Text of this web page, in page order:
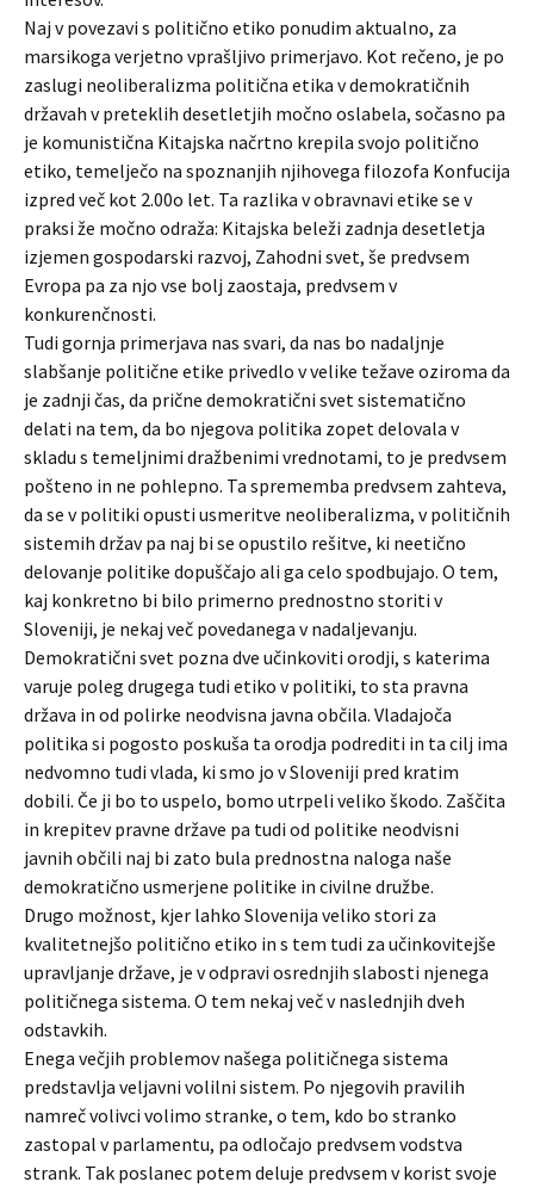
Naj v povezavi s politično etiko ponudim aktualno, za
marsikoga verjetno vprašljivo primerjavo. Kot rečeno, je po
zaslugi neoliberalizma politična etika v demokratičnih
državah v preteklih desetletjih močno oslabela, sočasno pa
je komunistična Kitajska načrtno krepila svojo politično
etiko, temelječo na spoznanjih njihovega filozofa Konfucija
izpred več kot 2.00o let. Ta razlika v obravnavi etike se v
praksi že močno odraža: Kitajska beleži zadnja desetletja
izjemen gospodarski razvoj, Zahodni svet, še predvsem
Evropa pa za njo vse bolj zaostaja, predvsem v
konkurenčnosti.
Tudi gornja primerjava nas svari, da nas bo nadaljnje
slabšanje politične etike privedlo v velike težave oziroma da
je zadnji čas, da prične demokratični svet sistematično
delati na tem, da bo njegova politika zopet delovala v
skladu s temeljnimi dražbenimi vrednotami, to je predvsem
pošteno in ne pohlepno. Ta sprememba predvsem zahteva,
da se v politiki opusti usmeritve neoliberalizma, v političnih
sistemih držav pa naj bi se opustilo rešitve, ki neetično
delovanje politike dopuščajo ali ga celo spodbujajo. O tem,
kaj konkretno bi bilo primerno prednostno storiti v
Sloveniji, je nekaj več povedanega v nadaljevanju.
Demokratični svet pozna dve učinkoviti orodji, s katerima
varuje poleg drugega tudi etiko v politiki, to sta pravna
država in od polirke neodvisna javna občila. Vladajoča
politika si pogosto poskuša ta orodja podrediti in ta cilj ima
nedvomno tudi vlada, ki smo jo v Sloveniji pred kratim
dobili. Če ji bo to uspelo, bomo utrpeli veliko škodo. Zaščita
in krepitev pravne države pa tudi od politike neodvisni
javnih občili naj bi zato bula prednostna naloga naše
demokratično usmerjene politike in civilne družbe.
Drugo možnost, kjer lahko Slovenija veliko stori za
kvalitetnejšo politično etiko in s tem tudi za učinkovitejše
upravljanje države, je v odpravi osrednjih slabosti njenega
političnega sistema. O tem nekaj več v naslednjih dveh
odstavkih.
Enega večjih problemov našega političnega sistema
predstavlja veljavni volilni sistem. Po njegovih pravilih
namreč volivci volimo stranke, o tem, kdo bo stranko
zastopal v parlamentu, pa odločajo predvsem vodstva
strank. Tak poslanec potem deluje predvsem v korist svoje